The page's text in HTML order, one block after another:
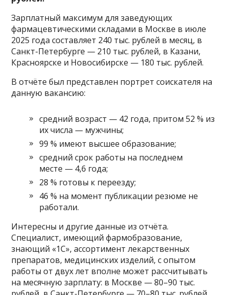
Зарплатный максимум для заведующих
фармацевтическими складами в Москве в июле
2025 года составляет 240 тыс. рублей в месяц, в
Санкт-Петербурге — 210 тыс. рублей, в Казани,
Красноярске и Новосибирске — 180 тыс. рублей.
В отчёте был представлен портрет соискателя на
данную вакансию:
средний возраст — 42 года, притом 52 % из
их числа — мужчины;
99 % имеют высшее образование;
средний срок работы на последнем
месте — 4,6 года;
28 % готовы к переезду;
46 % на момент публикации резюме не
работали.
Интересны и другие данные из отчёта.
Специалист, имеющий фармобразование,
знающий «1С», ассортимент лекарственных
препаратов, медицинских изделий, с опытом
работы от двух лет вполне может рассчитывать
на месячную зарплату: в Москве — 80–90 тыс.